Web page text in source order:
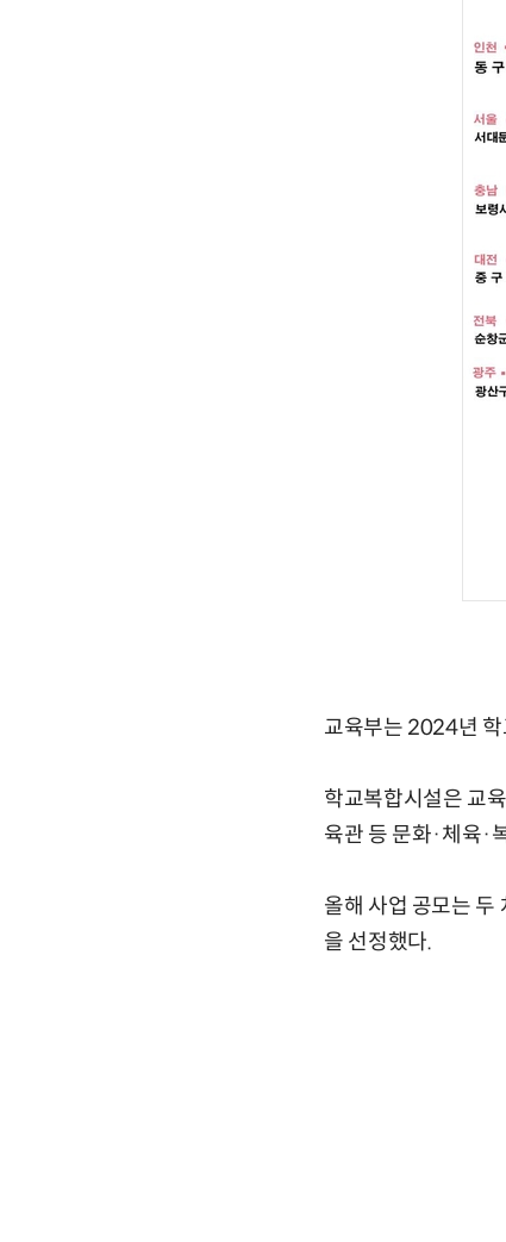
교육부는 2024년
학교복합시설은 교
육관 등 문화·체육·
올해 사업 공모는
을 선정했다.